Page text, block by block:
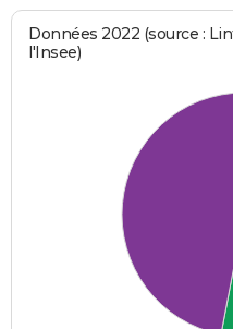
Données 2022 (source :
l'Insee)